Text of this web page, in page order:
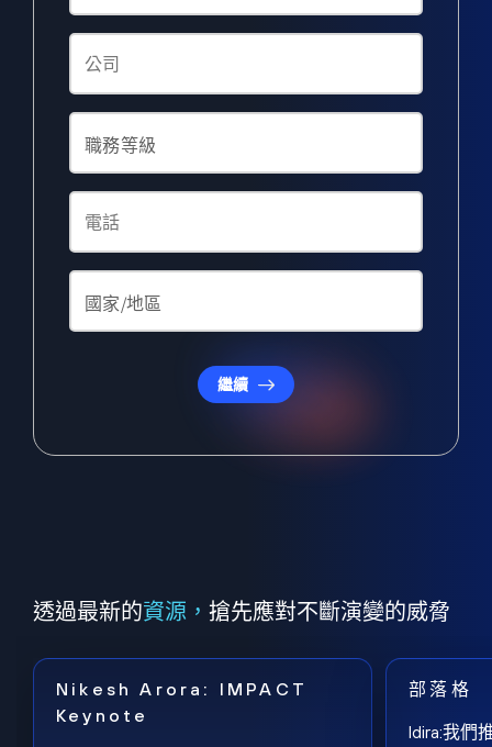
繼續
透過最新的資源， 搶先應對不斷演變的威脅
Nikesh Arora: IMPACT
Keynote
部落格
Idira:我們